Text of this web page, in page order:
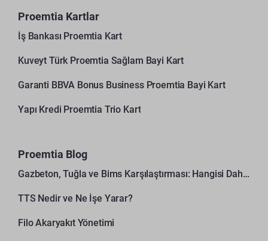
Proemtia Kartlar
İş Bankası Proemtia Kart
Kuveyt Türk Proemtia Sağlam Bayi Kart
Garanti BBVA Bonus Business Proemtia Bayi Kart
Yapı Kredi Proemtia Trio Kart
Proemtia Blog
Gazbeton, Tuğla ve Bims Karşılaştırması: Hangisi Daha Avantajlı?
TTS Nedir ve Ne İşe Yarar?
Filo Akaryakıt Yönetimi